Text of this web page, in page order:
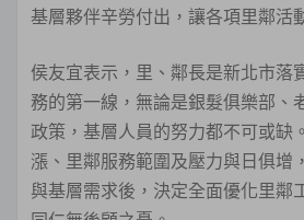
基層夥伴辛勞付出，讓各項里鄰活
侯友宜表示，里、鄰長是新北市落
務的第一線，無論是銀髮俱樂部、
政策，基層人員的努力都不可或缺
漲、里鄰服務範圍及壓力與日俱增
與基層需求後，決定全面優化里鄰